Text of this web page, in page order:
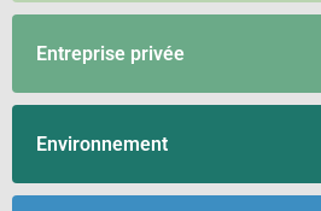
Entreprise privée
Environnement